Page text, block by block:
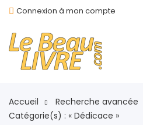
Connexion à mon compte
Accueil
Recherche avancée
Catégorie(s) : « Dédicace »